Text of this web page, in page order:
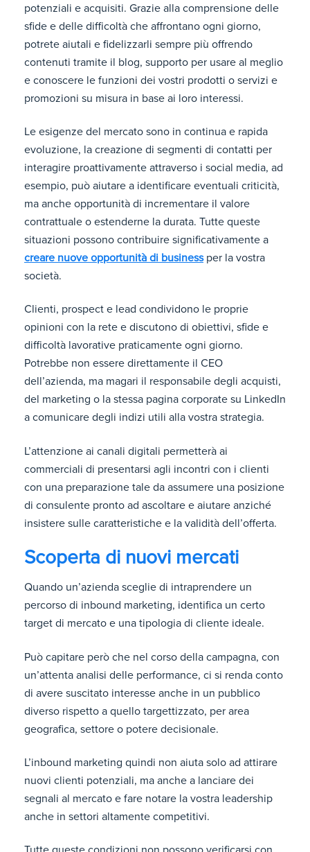
potenziali e acquisiti. Grazie alla comprensione delle
sfide e delle difficoltà che affrontano ogni giorno,
potrete aiutali e fidelizzarli sempre più offrendo
contenuti tramite il blog, supporto per usare al meglio
e conoscere le funzioni dei vostri prodotti o servizi e
promozioni su misura in base ai loro interessi.
Le esigenze del mercato sono in continua e rapida
evoluzione, la creazione di segmenti di contatti per
interagire proattivamente attraverso i social media, ad
esempio, può aiutare a identificare eventuali criticità,
ma anche opportunità di incrementare il valore
contrattuale o estenderne la durata. Tutte queste
situazioni possono contribuire significativamente a
creare nuove opportunità di businessper la vostra
società.
Clienti, prospect e lead condividono le proprie
opinioni con la rete e discutono di obiettivi, sfide e
difficoltà lavorative praticamente ogni giorno.
Potrebbe non essere direttamente il CEO
dell’azienda, ma magari il responsabile degli acquisti,
del marketing o la stessa pagina corporate su LinkedIn
a comunicare degli indizi utili alla vostra strategia.
L’attenzione ai canali digitali permetterà ai
commerciali di presentarsi agli incontri con i clienti
con una preparazione tale da assumere una posizione
di consulente pronto ad ascoltare e aiutare anziché
insistere sulle caratteristiche e la validità dell’offerta.
Scoperta di nuovi mercati
Quando un’azienda sceglie di intraprendere un
percorso di inbound marketing, identifica un certo
target di mercato e una tipologia di cliente ideale.
Può capitare però che nel corso della campagna, con
un’attenta analisi delle performance, ci si renda conto
di avere suscitato interesse anche in un pubblico
diverso rispetto a quello targettizzato, per area
geografica, settore o potere decisionale.
L’inbound marketing quindi non aiuta solo ad attirare
nuovi clienti potenziali, ma anche a lanciare dei
segnali al mercato e fare notare la vostra leadership
anche in settori altamente competitivi.